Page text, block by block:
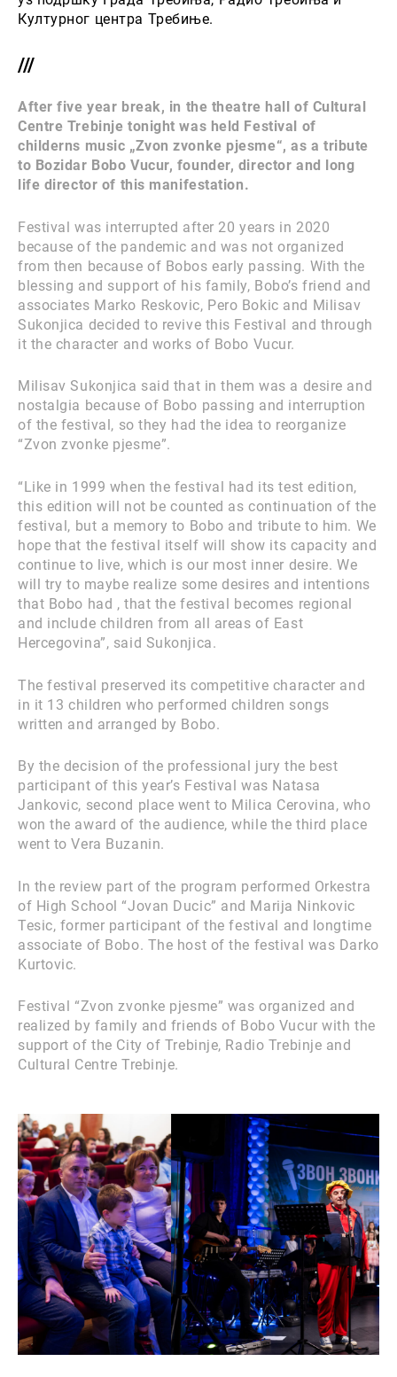
Културног центра Требиње.
///
After five year break, in the theatre hall of Cultural
Centre Trebinje tonight was held Festival of
childerns music „Zvon zvonke pjesme“, as a tribute
to Bozidar Bobo Vucur, founder, director and long
life director of this manifestation.
Festival was interrupted after 20 years in 2020
because of the pandemic and was not organized
from then because of Bobos early passing. With the
blessing and support of his family, Bobo’s friend and
associates Marko Reskovic, Pero Bokic and Milisav
Sukonjica decided to revive this Festival and through
it the character and works of Bobo Vucur.
Milisav Sukonjica said that in them was a desire and
nostalgia because of Bobo passing and interruption
of the festival, so they had the idea to reorganize
“Zvon zvonke pjesme”.
“Like in 1999 when the festival had its test edition,
this edition will not be counted as continuation of the
festival, but a memory to Bobo and tribute to him. We
hope that the festival itself will show its capacity and
continue to live, which is our most inner desire. We
will try to maybe realize some desires and intentions
that Bobo had , that the festival becomes regional
and include children from all areas of East
Hercegovina”, said Sukonjica.
The festival preserved its competitive character and
in it 13 children who performed children songs
written and arranged by Bobo.
By the decision of the professional jury the best
participant of this year’s Festival was Natasa
Jankovic, second place went to Milica Cerovina, who
won the award of the audience, while the third place
went to Vera Buzanin.
In the review part of the program performed Orkestra
of High School “Jovan Ducic” and Marija Ninkovic
Tesic, former participant of the festival and longtime
associate of Bobo. The host of the festival was Darko
Kurtovic.
Festival “Zvon zvonke pjesme” was organized and
realized by family and friends of Bobo Vucur with the
support of the City of Trebinje, Radio Trebinje and
Cultural Centre Trebinje.